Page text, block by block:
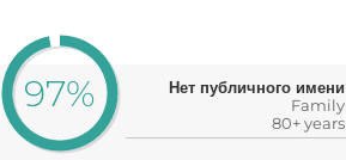
97%
Нет публичного имени
Family
80+ years